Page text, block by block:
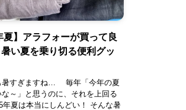
夏】アラフォーが買って良
い夏を乗り切る便利グッ
暑すぎますね… 毎年「今年の夏
～」と思うのに、それを上回る
夏は本当にしんどい！ そんな暑